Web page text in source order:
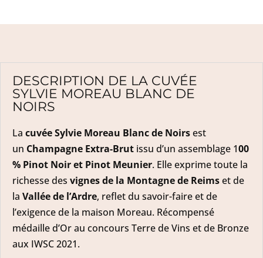
DESCRIPTION DE LA CUVÉE
SYLVIE MOREAU BLANC DE
NOIRS
La cuvée Sylvie Moreau Blanc de Noirsest
un Champagne Extra-Brut issu d’un assemblage 100
% Pinot Noir et Pinot Meunier. Elle exprime toute la
richesse des vignes de la Montagne de Reimset de
la Vallée de l’Ardre, reflet du savoir-faire et de
l’exigence de la maison Moreau. Récompensé
médaille d’Or au concours Terre de Vins et de Bronze
aux IWSC 2021.